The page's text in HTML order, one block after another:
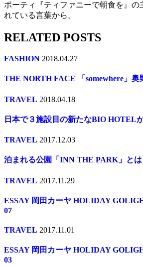
ポーティ『ティファニーで朝食を』の
れている言葉から。
RELATED POSTS
FASHION 2018.04.27
THE NORTH FACE 「somewhere」
TRAVEL 2018.04.18
日本で３施設目の新たなBIO HOTEL
TRAVEL 2017.12.03
泊まれる公園「INN THE PARK」とは
TRAVEL 2017.11.29
ESSAY 岡田カーヤ HOLIDAY
07
TRAVEL 2017.11.01
ESSAY 岡田カーヤ HOLIDAY
03